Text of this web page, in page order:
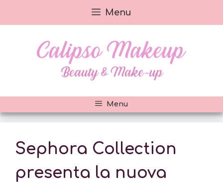
al
Menu
Menu
Sephora Collection
presenta la nuova